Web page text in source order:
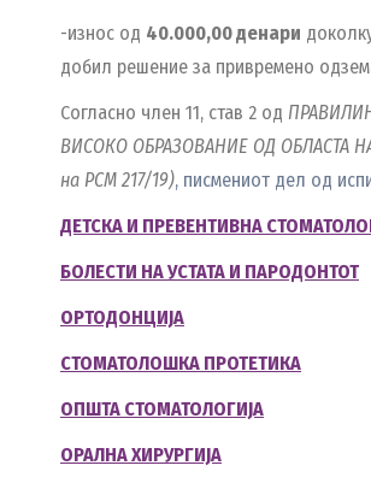
-износ од 40.000,00денари
добил решение за привремено
Согласно член 11, став 2 од
ВИСОКО ОБРАЗОВАНИЕ ОД ОБЛАСТА
на РСМ 217/19), писмениот дел од
ДЕТСКА И ПРЕВЕНТИВНА
БОЛЕСТИ НА УСТАТА И ПАРОДОНТОТ
ОРТОДОНЦИЈА
СТОМАТОЛОШКА ПРОТЕТИКА
ОПШТА СТОМАТОЛОГИЈА
ОРАЛНА ХИРУРГИЈА